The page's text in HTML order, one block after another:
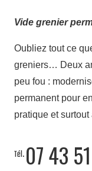
Vide grenier
Oubliez tout ce
greniers… Deux
peu fou :
permanent pour
pratique et
Tél.07 43